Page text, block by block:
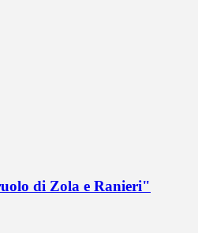
di Zola e Ranieri"